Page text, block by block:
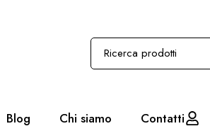
Blog Chi siamo Contatti